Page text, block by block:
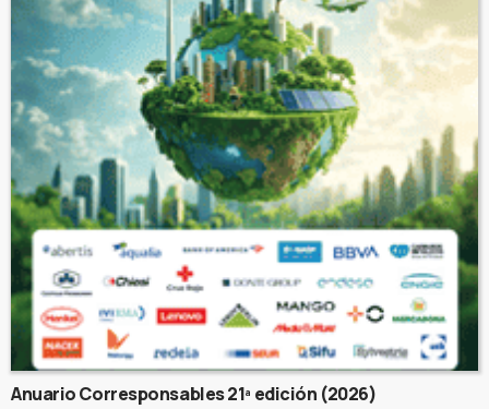
Anuario Corresponsables 21ª edición (2026)